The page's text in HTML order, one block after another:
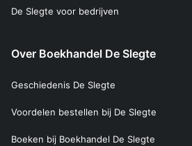
De Slegte voor bedrijven
Over Boekhandel De Slegte
Geschiedenis De Slegte
Voordelen bestellen bij De Slegte
Boeken bij Boekhandel De Slegte